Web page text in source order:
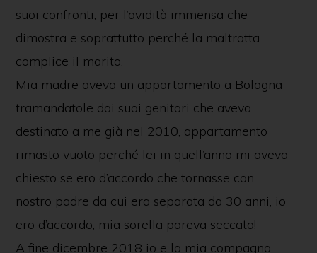
suoi confronti, per l’avidità immensa che
dimostra e soprattutto perché la maltratta
complice il marito.
Mia madre aveva un appartamento a Bologna
tramandatole dai suoi genitori che aveva
destinato a me già nel 2010, appartamento
rimasto vuoto perché lei in quell’anno mi aveva
chiesto se ero d’accordo che tornasse con
nostro padre da cui era separata da 30 anni, io
ero d’accordo, mia sorella pareva seccata!
A fine dicembre 2018 io e la mia compagna